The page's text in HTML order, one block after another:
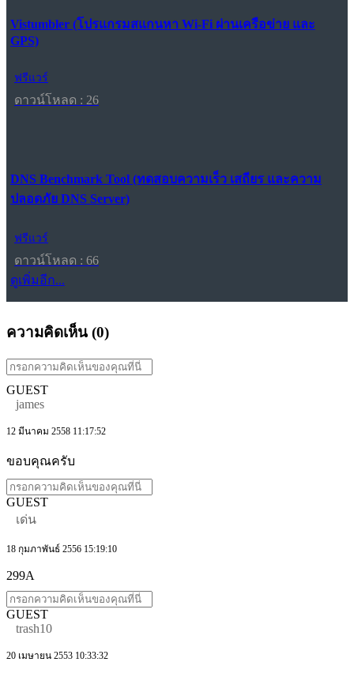
Vistumbler (โปรแกรมสแกนหา Wi-Fi ผ่านเครือข่าย และ
GPS)
ฟรีแวร์
ดาวน์โหลด : 26
DNS Benchmark Tool (ทดสอบความเร็ว เสถียร และความ
ปลอดภัย DNS Server)
ฟรีแวร์
ดาวน์โหลด : 66
ดูเพิ่มอีก...
ความคิดเห็น (0)
GUEST
james
12 มีนาคม 2558 11:17:52
ขอบคุณครับ
GUEST
เด่น
18 กุมภาพันธ์ 2556 15:19:10
299A
GUEST
trash10
20 เมษายน 2553 10:33:32